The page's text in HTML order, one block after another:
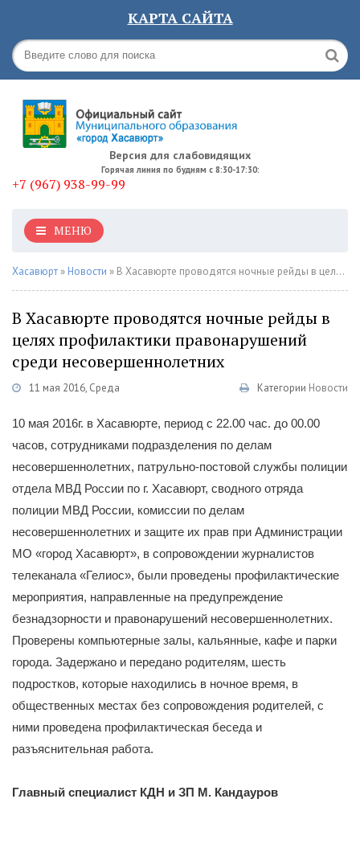
КАРТА САЙТА
Версия для слабовидящих
Горячая линия по будням с 8:30-17:30:
+7 (967) 938-99-99
МЕНЮ
Хасавюрт » Новости » В Хасавюрте проводятся ночные рейды в целях профилактики правонарушений среди несовершеннолетних
В Хасавюрте проводятся ночные рейды в
целях профилактики правонарушений
среди несовершеннолетних
11 мая 2016, Среда Категории Новости
10 мая 2016г. в Хасавюрте, период с 22.00 час. до 00.00
часов, сотрудниками подразделения по делам
несовершеннолетних, патрульно-постовой службы полиции
отдела МВД России по г. Хасавюрт, сводного отряда
полиции МВД России, комиссии по делам
несовершеннолетних и защите их прав при Администрации
МО «город Хасавюрт», в сопровождении журналистов
телеканала «Гелиос», были проведены профилактические
мероприятия, направленные на предупреждение
безнадзорности и правонарушений несовершеннолетних.
Проверены компьютерные залы, кальянные, кафе и парки
города. Задержано и передано родителям, шесть
подростков, которые находились в ночное время, в
общественных местах без сопровождения родителей, с
ними проведена профилактическая беседа и
разъяснительная работа.
Главный специалист КДН и ЗП М. Кандауров